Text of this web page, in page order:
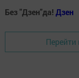
Без "Дзен"да! Дзен
Перейти